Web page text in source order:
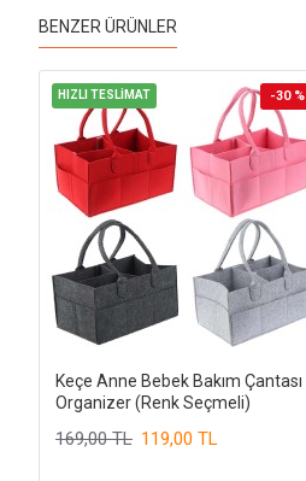
BENZER ÜRÜNLER
HIZLI TESLİMAT -30 %
Keçe Anne Bebek Bakım Çantası
Organizer (Renk Seçmeli)
119,00 TL
169,00 TL